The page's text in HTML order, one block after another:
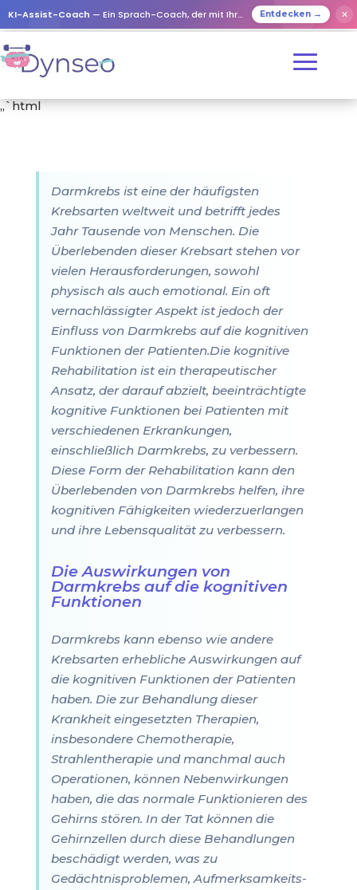
KI-Assist-Coach — Ein Sprach-Coach, der mit Ihren Lieben spielt Entdecken → ✕
„`html
Darmkrebs ist eine der häufigsten
Krebsarten weltweit und betrifft jedes
Jahr Tausende von Menschen. Die
Überlebenden dieser Krebsart stehen vor
vielen Herausforderungen, sowohl
physisch als auch emotional. Ein oft
vernachlässigter Aspekt ist jedoch der
Einfluss von Darmkrebs auf die kognitiven
Funktionen der Patienten.Die kognitive
Rehabilitation ist ein therapeutischer
Ansatz, der darauf abzielt, beeinträchtigte
kognitive Funktionen bei Patienten mit
verschiedenen Erkrankungen,
einschließlich Darmkrebs, zu verbessern.
Diese Form der Rehabilitation kann den
Überlebenden von Darmkrebs helfen, ihre
kognitiven Fähigkeiten wiederzuerlangen
und ihre Lebensqualität zu verbessern.
Die Auswirkungen von
Darmkrebs auf die kognitiven
Funktionen
Darmkrebs kann ebenso wie andere
Krebsarten erhebliche Auswirkungen auf
die kognitiven Funktionen der Patienten
haben. Die zur Behandlung dieser
Krankheit eingesetzten Therapien,
insbesondere Chemotherapie,
Strahlentherapie und manchmal auch
Operationen, können Nebenwirkungen
haben, die das normale Funktionieren des
Gehirns stören. In der Tat können die
Gehirnzellen durch diese Behandlungen
beschädigt werden, was zu
Gedächtnisproblemen, Aufmerksamkeits-